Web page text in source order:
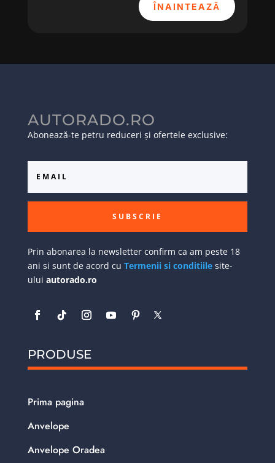
ÎNAINTEAZĂ
AUTORADO.RO
Abonează-te petru reduceri și ofertele exclusive:
SUBSCRIE
Prin abonarea la newsletter confirm ca am peste 18
ani si sunt de acord cu Termenii si conditiilesite-
ului autorado.ro
PRODUSE
Prima pagina
Anvelope
Anvelope Oradea